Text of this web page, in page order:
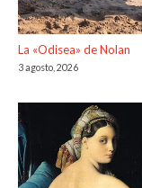
La «Odisea» de Nolan
3 agosto, 2026